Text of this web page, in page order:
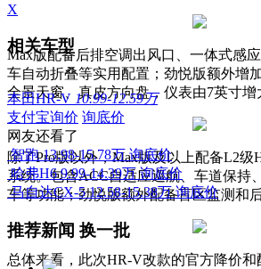
Max版配备后排空调出风口、一体式感
车自动折叠等实用配置；劲悦版额外增
全景天窗、真皮方向盘，仪表由7英寸增
除了Pro版以外，Max版及以上配备L2级
系统。包含ACC自适应巡航、车道保持
车等功能；劲悦版额外配备盲区监测和
总体来看，此次HR-V改款的官方降价和
X
相关车型
本田HR-V 10.99-12.59万
支付宝询价 询底价
网友还看了
智跑 13.98-15.78万 询底价
哈弗H6 9.99-14.39万 询底价
马自达CX-5 12.58-15.38万 询底价
推荐新闻 换一批